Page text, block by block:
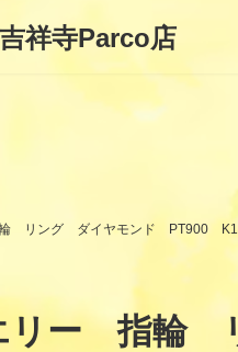
寺Parco店
リング ダイヤモンド PT900
リー 指輪